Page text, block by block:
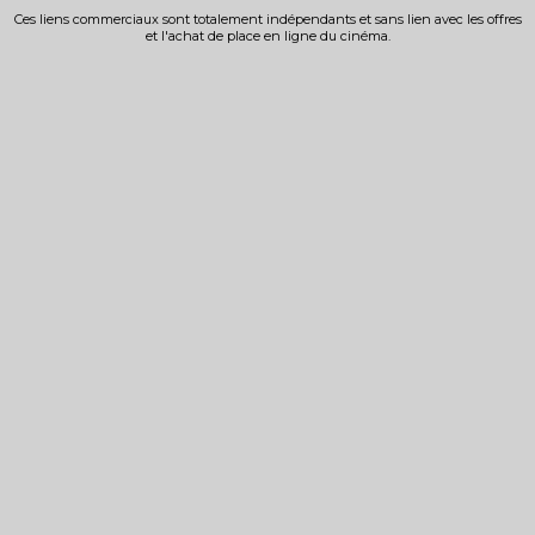
Ces liens commerciaux sont totalement indépendants et sans lien avec les offres
et l'achat de place en ligne du cinéma.